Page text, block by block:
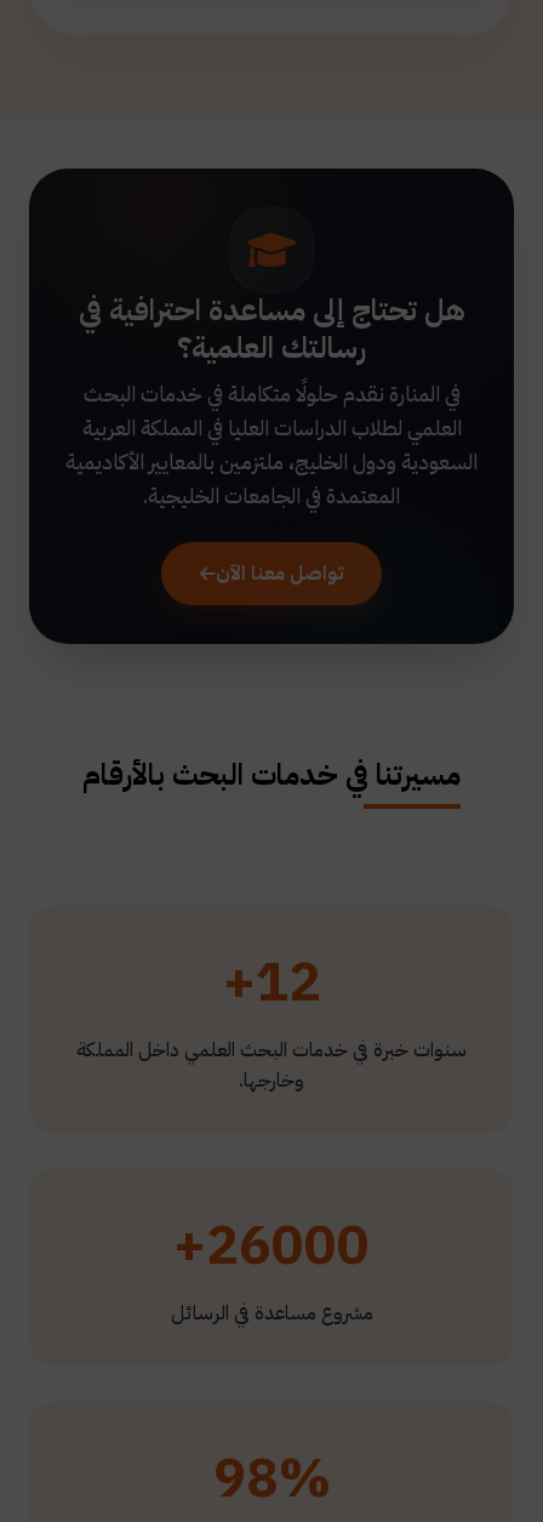
هل تحتاج إلى مساعدة احترافية في
رسالتك العلمية؟
في المنارة نقدم حلولًا متكاملة في خدمات البحث
العلمي لطلاب الدراسات العليا في المملكة العربية
السعودية ودول الخليج، ملتزمين بالمعايير الأكاديمية
المعتمدة في الجامعات الخليجية.
تواصل معنا الآن
مسيرتنا في خدمات البحث بالأرقام
12+
سنوات خبرة في خدمات البحث العلمي داخل المملكة
وخارجها.
26000+
مشروع مساعدة في الرسائل
98%